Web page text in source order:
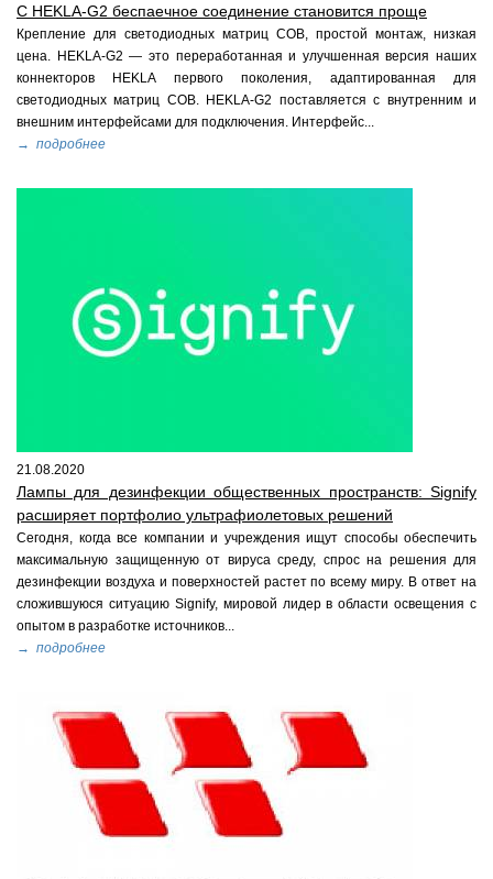
C HEKLA-G2 беспаечное соединение становится проще
Крепление для светодиодных матриц COB, простой монтаж, низкая
цена. HEKLA-G2 — это переработанная и улучшенная версия наших
коннекторoв HEKLA первого поколения, адаптированная для
светодиодных матриц COB. HEKLA-G2 поставляется с внутренним и
внешним интерфейсами для подключения. Интерфейс...
→ подробнее
21.08.2020
Лампы для дезинфекции общественных пространств: Signify
расширяет портфолио ультрафиолетовых решений
Сегодня, когда все компании и учреждения ищут способы обеспечить
максимальную защищенную от вируса среду, спрос на решения для
дезинфекции воздуха и поверхностей растет по всему миру. В ответ на
сложившуюся ситуацию Signify, мировой лидер в области освещения с
опытом в разработке источников...
→ подробнее